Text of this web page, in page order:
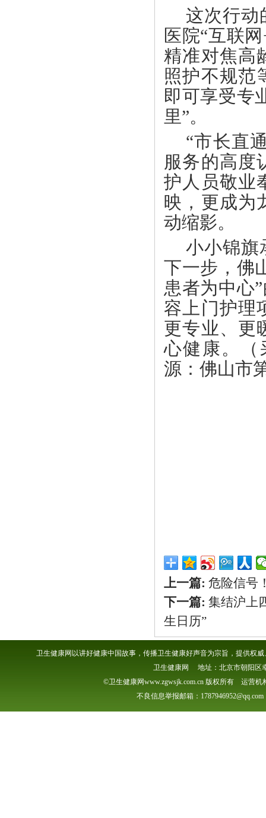
这次行动
医院“互联
精准对焦高
照护不规
即可享受专
里”。
“市长直
服务的高度
护人员敬业
映，更成为
动缩影。
小小锦旗
下一步，佛
患者为中心
容上门护理
更专业、更
心健康。
源： 佛山市
上一篇: 危险信号
下一篇: 集结沪上
生日历”
卫生健康网以讲好健康中国故事，传播卫生健康好声音为宗旨，提供权
卫生健康网 地址：北京市朝阳区
©卫生健康网www.zgwsjk.com.cn 版权所有 运营
不良信息举报邮箱：